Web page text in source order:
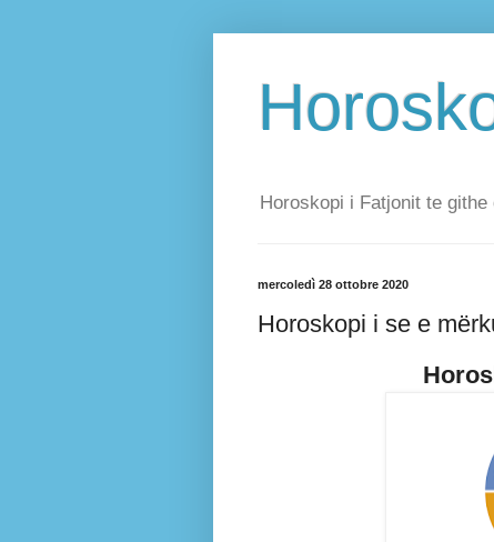
Horoskopi i Fatjonit te
mercoledì 28 ottobre 2020
Horoskopi i se e